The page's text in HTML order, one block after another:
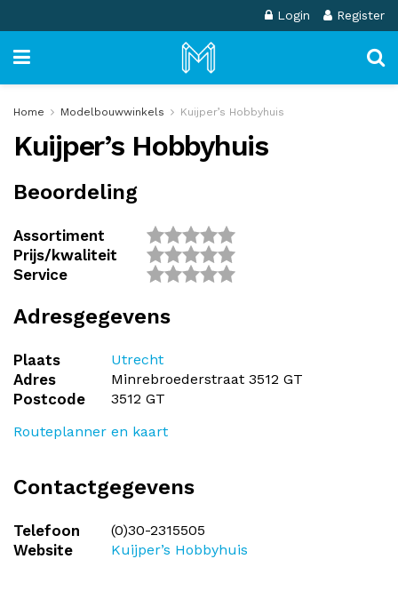
Login Register
Home Modelbouwwinkels Kuijper’s Hobbyhuis
Kuijper’s Hobbyhuis
Beoordeling
Assortiment
Prijs/kwaliteit
Service
Adresgegevens
Plaats Utrecht
Adres Minrebroederstraat 3512 GT
Postcode
3512 GT
Routeplanner en kaart
Contactgegevens
Telefoon (0)30-2315505
Website Kuijper’s Hobbyhuis